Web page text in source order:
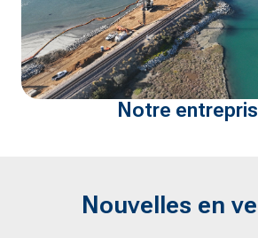
Notre
Nouvelles en